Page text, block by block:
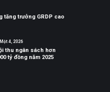
tăng trưởng GRDP cao
4, 2026
thu ngân sách hơn
tỷ đồng năm 2025